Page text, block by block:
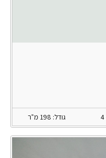
גודל: 198 מ"ר